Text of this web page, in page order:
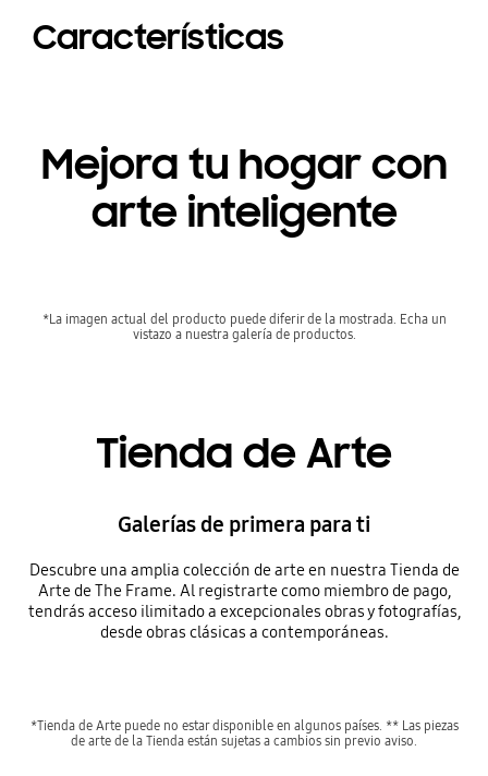
Características
Mejora tu hogar con
arte inteligente
*La imagen actual del producto puede diferir de la mostrada. Echa un
vistazo a nuestra galería de productos.
Tienda de Arte
Galerías de primera para ti
Descubre una amplia colección de arte en nuestra Tienda de
Arte de The Frame. Al registrarte como miembro de pago,
tendrás acceso ilimitado a excepcionales obras y fotografías,
desde obras clásicas a contemporáneas.
*Tienda de Arte puede no estar disponible en algunos países. ** Las piezas
de arte de la Tienda están sujetas a cambios sin previo aviso.